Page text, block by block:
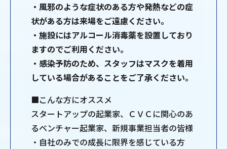
・風邪のような症状のある方や発熱などの症
状がある方は来場をご遠慮ください。
・施設にはアルコール消毒薬を設置しており
ますのでご利用ください。
・感染予防のため、スタッフはマスクを着用
している場合があることをご了承ください。
■こんな方にオススメ
スタートアップの起業家、ＣＶＣに関心のあ
るベンチャー起業家、新規事業担当者の皆様
・自社のみでの成長に限界を感じている方